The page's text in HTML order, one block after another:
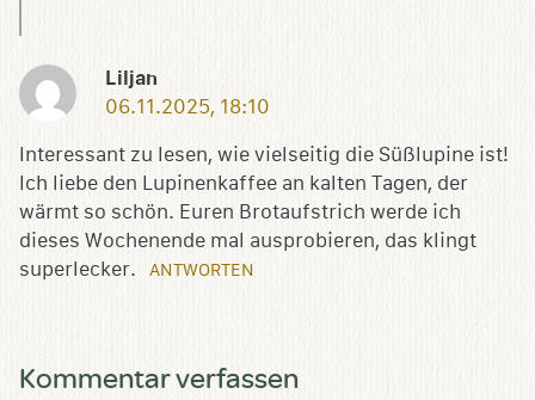
Liljan
06.11.2025, 18:10
Interessant zu lesen, wie vielseitig die Süßlupine ist!
Ich liebe den Lupinenkaffee an kalten Tagen, der
wärmt so schön. Euren Brotaufstrich werde ich
dieses Wochenende mal ausprobieren, das klingt
superlecker.
ANTWORTEN
Kommentar verfassen